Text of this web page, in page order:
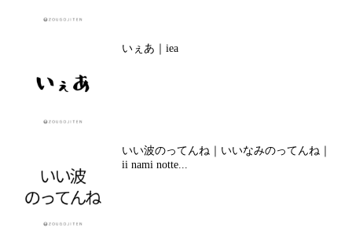
いぇあ｜iea
いい波のってんね｜いいなみのってんね｜
ii nami notte...